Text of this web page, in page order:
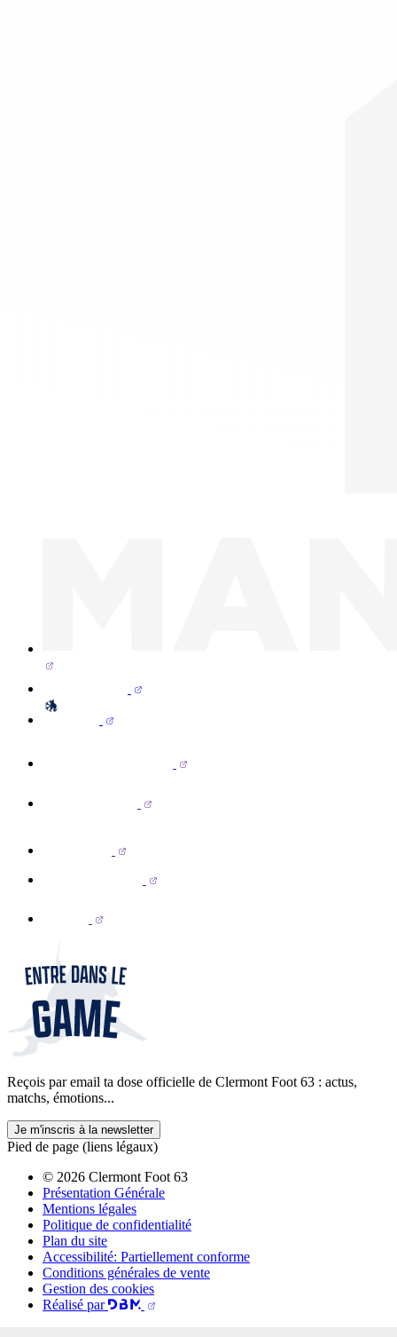
Reçois par email ta dose officielle de Clermont Foot 63 : actus,
matchs, émotions...
Je m'inscris à la newsletter
Pied de page (liens légaux)
© 2026 Clermont Foot 63
Présentation Générale
Mentions légales
Politique de confidentialité
Plan du site
Accessibilité: Partiellement conforme
Conditions générales de vente
Gestion des cookies
Réalisé par